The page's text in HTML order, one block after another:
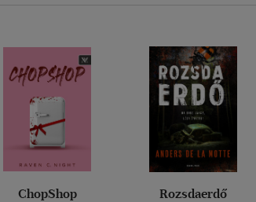
ChopShop Rozsdaerdő